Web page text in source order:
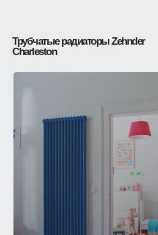
Трубчатые радиаторы Zehnder
Charleston